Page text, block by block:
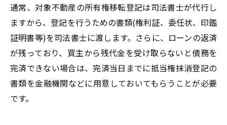
通常、対象不動産の所有権移転登記は司法書士が代行し
ますから、登記を行うための書類(権利証、委任状、印鑑
証明書等)を司法書士に渡します。さらに、ローンの返済
が残っており、買主から残代金を受け取らないと債務を
完済できない場合は、完済当日までに抵当権抹消登記の
書類を金融機関などに用意しておいてもらうことが必要
です。